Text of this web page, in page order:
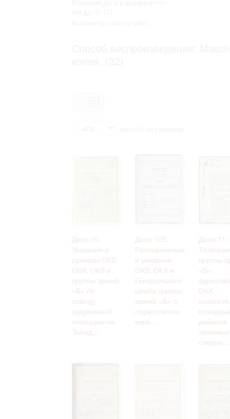
Дело 10.
Указания и
приказы ОКВ,
ОКХ, ОКЛ и
группы армий
«Б» по
поводу
задуманной
операции на
Запад...
Дело 105.
Распоряжения
и указания
ОКВ, ОКХ и
Генерального
штаба группы
армий «Б» о
переселении
евре...
Дело 11.
группы
«Б»
ОКХ
районов
танковых
соедин...